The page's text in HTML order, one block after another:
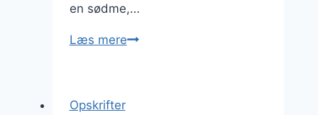
en sødme,…
Læs mereWok
Opskrifter